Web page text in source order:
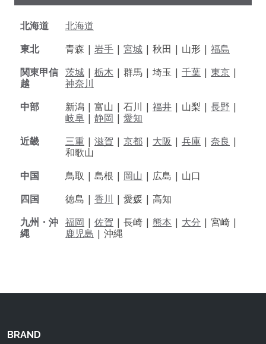
北海道
北海道
東北
青森 | 岩手 | 宮城 | 秋田 | 山形 | 福島
関東甲信
越
茨城 | 栃木 | 群馬 | 埼玉 | 千葉 | 東京 |
神奈川
中部
新潟 | 富山 | 石川 | 福井 | 山梨 | 長野 |
岐阜 | 静岡 | 愛知
近畿
三重 | 滋賀 | 京都 | 大阪 | 兵庫 | 奈良 |
和歌山
中国
鳥取 | 島根 | 岡山 | 広島 | 山口
四国
徳島 | 香川 | 愛媛 | 高知
九州・沖
縄
福岡 | 佐賀 | 長崎 | 熊本 | 大分 | 宮崎 |
鹿児島 | 沖縄
BRAND